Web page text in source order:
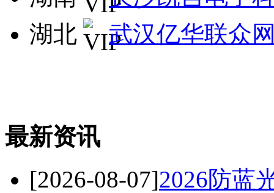
湖北
武汉亿华联众
最新资讯
[2026-08-07]2026防蓝